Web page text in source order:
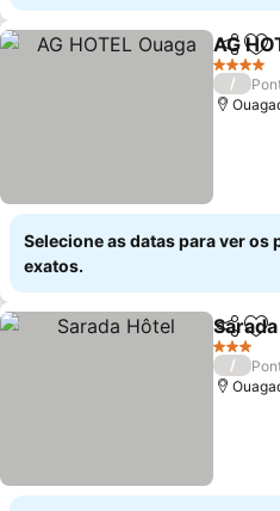
AG
4 Estrelas
/
Selecione as datas para ver os
exatos.
Partilhar
3 Estrelas
/